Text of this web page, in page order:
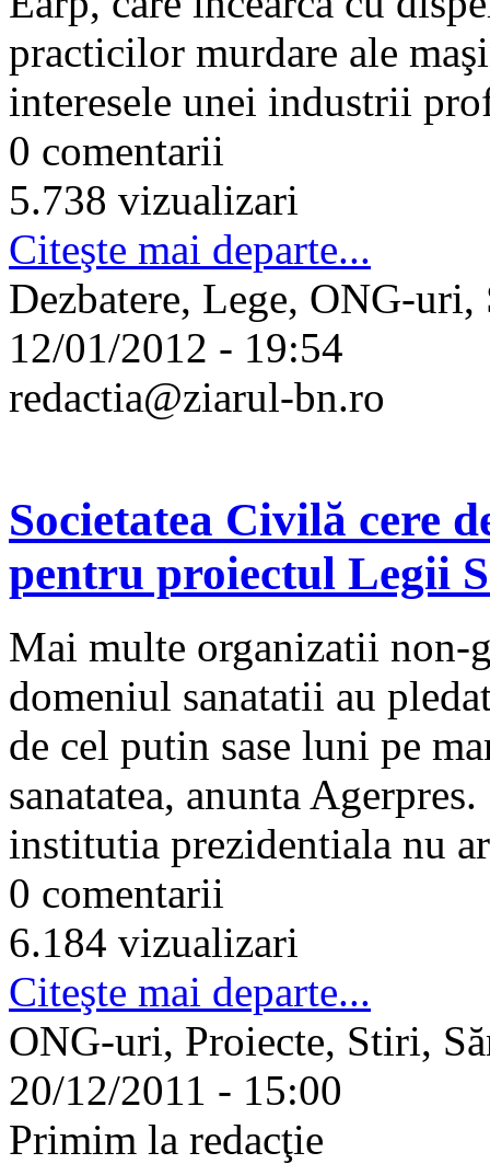
practicilor murdare ale
interesele unei industrii
0 comentarii
5.738 vizualizari
Citeşte mai departe...
Dezbatere, Lege, ONG-uri,
12/01/2012 - 19:54
redactia@ziarul-bn.ro
Societatea Civilă cere
pentru proiectul Legii
Mai multe organizatii non-
domeniul sanatatii au
de cel putin sase luni pe
sanatatea, anunta
institutia prezidentiala nu
0 comentarii
6.184 vizualizari
Citeşte mai departe...
ONG-uri, Proiecte, Stiri,
20/12/2011 - 15:00
Primim la redacţie